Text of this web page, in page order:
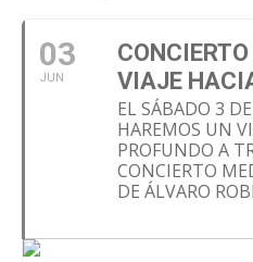
03
JUN
VIAJE
EL SÁBADO 3
HAREMOS UN
PROFUNDO A
CONCIERTO
DE ÁLVARO